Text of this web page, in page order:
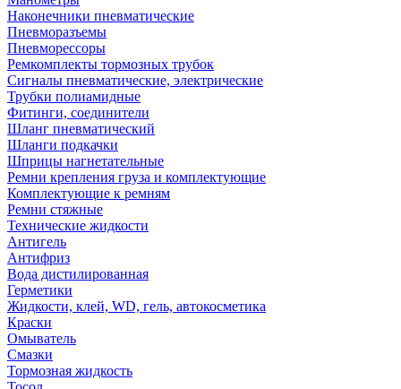
Наконечники пневматические
Пневморазъемы
Пневморессоры
Ремкомплекты тормозных трубок
Сигналы пневматические, электрические
Трубки полиамидные
Фитинги, соединители
Шланг пневматический
Шланги подкачки
Шприцы нагнетательные
Ремни крепления груза и комплектующие
Комплектующие к ремням
Ремни стяжные
Технические жидкости
Антигель
Антифриз
Вода дистилированная
Герметики
Жидкости, клей, WD, гель, автокосметика
Краски
Омыватель
Смазки
Тормозная жидкость